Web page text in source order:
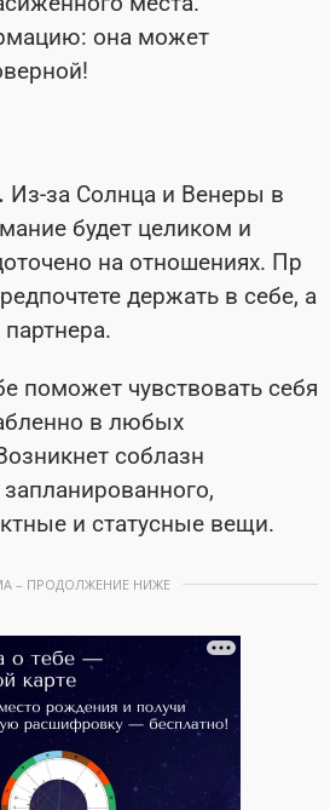
она может
Из-за Солнца и Венеры в
будет целиком и
на отношениях. Пр
держать в себе, а
поможет чувствовать себя
в любых
соблазн
и статусные вещи.
– ПРОДОЛЖЕНИЕ НИЖЕ